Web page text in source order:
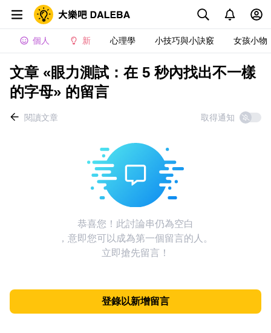
個人 新 心理學 小技巧與小訣竅 女孩小物
文章 «眼力測試：在 5 秒內找出不一樣
的字母» 的留言
閱讀文章 取得通知
恭喜您！此討論串仍為空白
，意即您可以成為第一個留言的人。
立即搶先留言！
登錄以新增留言